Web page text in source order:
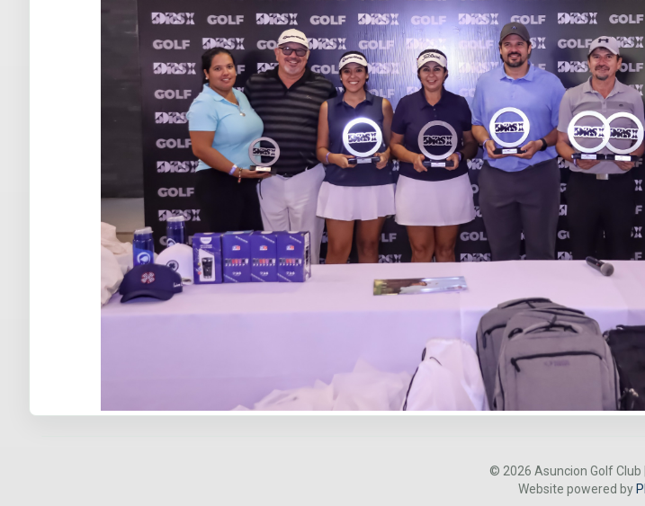
© 2026 Asuncion Golf Club
Website powered by